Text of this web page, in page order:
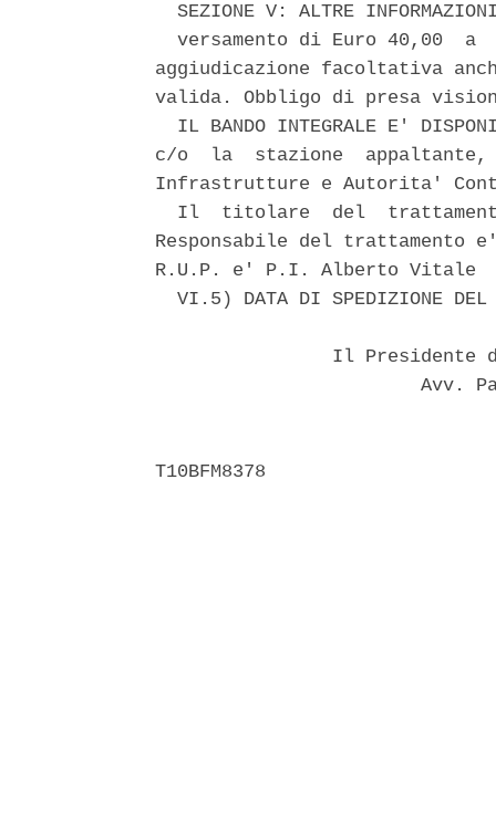
SEZIONE V: ALTRE
versamento di Euro 40,00  a
aggiudicazione facoltativa
valida. Obbligo di presa
IL BANDO INTEGRALE E'
c/o  la  stazione
Infrastrutture e Autorita'
Il  titolare  del
Responsabile del
R.U.P. e' P.I. Alberto Vitale
VI.5) DATA DI SPEDIZIONE
Il Presidente
Avv.